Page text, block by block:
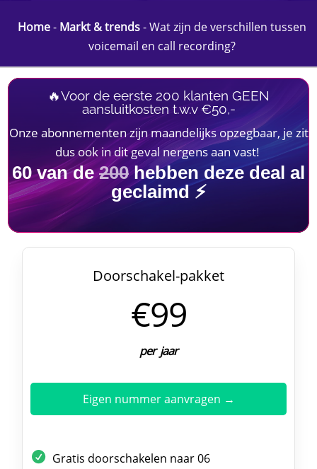
Home- Markt & trends-Wat zijn de verschillen tussen
voicemail en call recording?
🔥Voor de eerste 200 klanten GEEN
aansluitkosten t.w.v €50,-
Onze abonnementen zijn maandelijks opzegbaar, je zit
dus ook in dit geval nergens aan vast!
60van de200hebben deze deal al
geclaimd ⚡
Doorschakel-pakket
€99
per jaar
Eigen nummer aanvragen →
Gratis doorschakelen naar 06